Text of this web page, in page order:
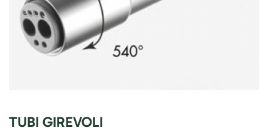
TUBI GIREVOLI